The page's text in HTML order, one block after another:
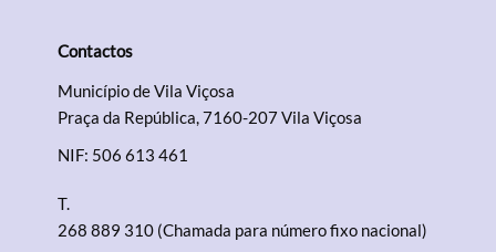
Contactos
Município de Vila Viçosa
Praça da República, 7160-207 Vila Viçosa
NIF: 506 613 461
T.
268 889 310 (Chamada para número fixo nacional)